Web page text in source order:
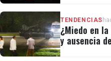
TENDENCIAS
¿Miedo en
y ausencia